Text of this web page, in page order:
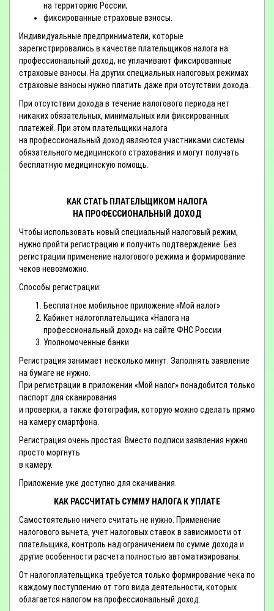
на территорию России;
фиксированные страховые взносы.
Индивидуальные предприниматели, которые
зарегистрировались в качестве плательщиков налога на
профессиональный доход, не уплачивают фиксированные
страховые взносы. На других специальных налоговых режимах
страховые взносы нужно платить даже при отсутствии дохода.
При отсутствии дохода в течение налогового периода нет
никаких обязательных, минимальных или фиксированных
платежей. При этом плательщики налога
на профессиональный доход являются участниками системы
обязательного медицинского страхования и могут получать
бесплатную медицинскую помощь.
КАК СТАТЬ ПЛАТЕЛЬЩИКОМ НАЛОГА
НА ПРОФЕССИОНАЛЬНЫЙ ДОХОД
Чтобы использовать новый специальный налоговый режим,
нужно пройти регистрацию и получить подтверждение. Без
регистрации применение налогового режима и формирование
чеков невозможно.
Способы регистрации:
Бесплатное мобильное приложение «Мой налог»
Кабинет налогоплательщика «Налога на
профессиональный доход» на сайте ФНС России
Уполномоченные банки
Регистрация занимает несколько минут. Заполнять заявление
на бумаге не нужно.
При регистрации в приложении «Мой налог» понадобится только
паспорт для сканирования
и проверки, а также фотография, которую можно сделать прямо
на камеру смартфона.
Регистрация очень простая. Вместо подписи заявления нужно
просто моргнуть
в камеру.
Приложение уже доступно для скачивания.
КАК РАССЧИТАТЬ СУММУ НАЛОГА К УПЛАТЕ
Самостоятельно ничего считать не нужно. Применение
налогового вычета, учет налоговых ставок в зависимости от
плательщика, контроль над ограничением по сумме дохода и
другие особенности расчета полностью автоматизированы.
От налогоплательщика требуется только формирование чека по
каждому поступлению от того вида деятельности, которых
облагается налогом на профессиональный доход.